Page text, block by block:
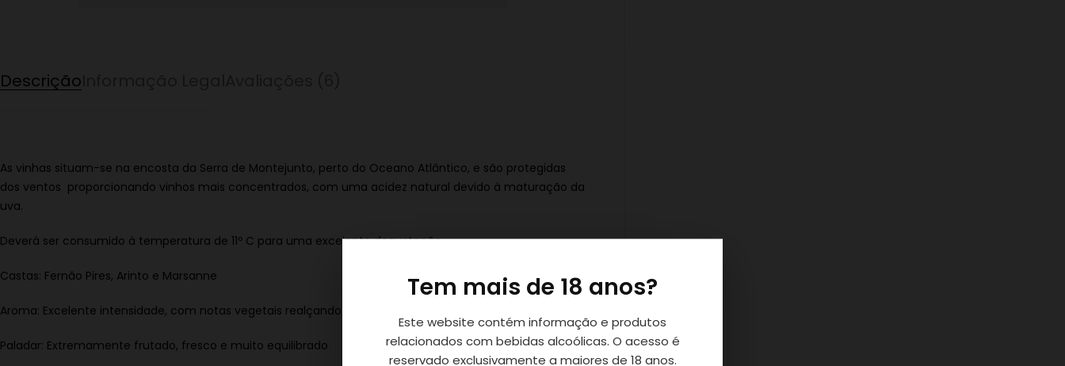
Descrição
As vinhas situam-se na encosta da Serra de Montejunto, perto do Oceano Atlântico, e são protegidas
dos ventos proporcionando vinhos mais concentrados, com uma acidez natural devido à maturação da
uva.
Deverá ser consumido à temperatura de 11º C para uma excelente degustação.
Castas: Fernão Pires, Arinto e Marsanne
Aroma: Excelente intensidade, com notas vegetais realçando toda a sua frescura.
Paladar: Extremamente frutado, fresco e muito equilibrado
Tem mais de 18 anos?
Este website contém informação e produtos
relacionados com bebidas alcoólicas. O acesso é
reservado exclusivamente a maiores de 18 anos.